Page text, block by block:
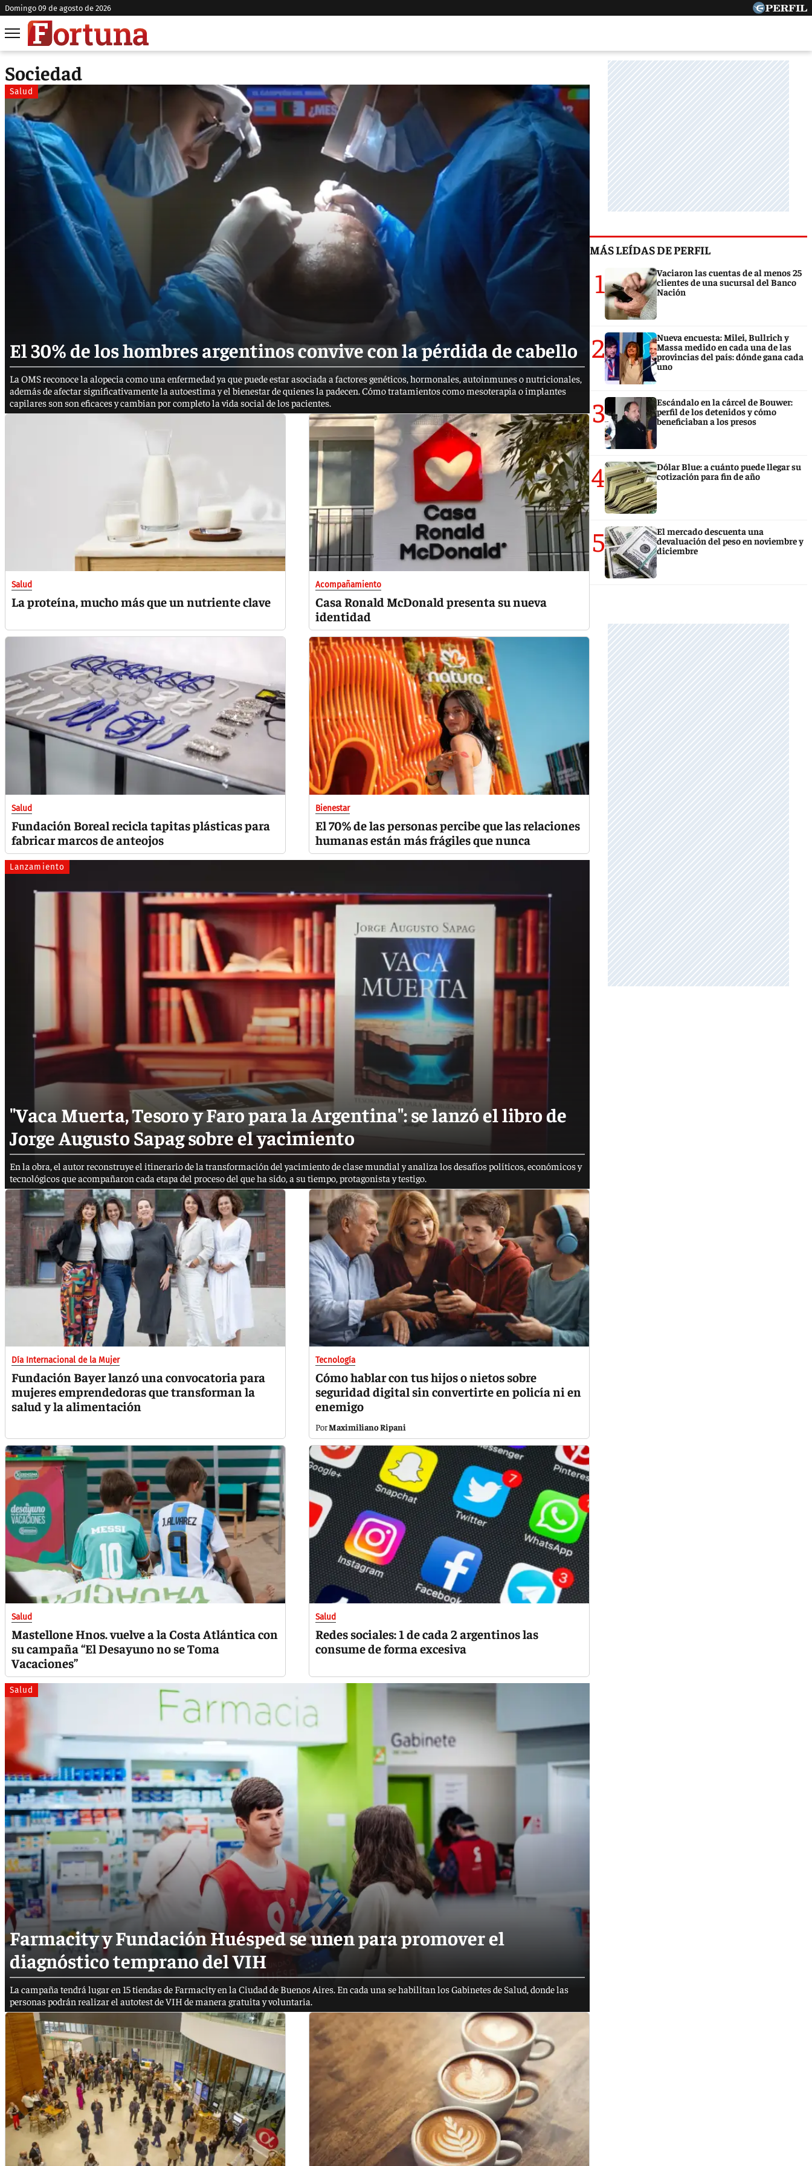
domingo 09 de agosto de 2026
Sociedad
Salud
El 30% de los hombres argentinos convive con la pérdida de cabello
La OMS reconoce la alopecia como una enfermedad ya que puede estar asociada a factores genéticos, hormonales, autoinmunes o nutricionales,
además de afectar significativamente la autoestima y el bienestar de quienes la padecen. Cómo tratamientos como mesoterapia o implantes
capilares son son eficaces y cambian por completo la vida social de los pacientes.
Salud
La proteína, mucho más que un nutriente clave
Acompañamiento
Casa Ronald McDonald presenta su nueva
identidad
Salud
Fundación Boreal recicla tapitas plásticas para
fabricar marcos de anteojos
Bienestar
El 70% de las personas percibe que las relaciones
humanas están más frágiles que nunca
Lanzamiento
"Vaca Muerta, Tesoro y Faro para la Argentina": se lanzó el libro de
Jorge Augusto Sapag sobre el yacimiento
En la obra, el autor reconstruye el itinerario de la transformación del yacimiento de clase mundial y analiza los desafíos políticos, económicos y
tecnológicos que acompañaron cada etapa del proceso del que ha sido, a su tiempo, protagonista y testigo.
Día Internacional de la Mujer
Fundación Bayer lanzó una convocatoria para
mujeres emprendedoras que transforman la
salud y la alimentación
Tecnología
Cómo hablar con tus hijos o nietos sobre
seguridad digital sin convertirte en policía ni en
enemigo
Maximiliano Ripani
Salud
Mastellone Hnos. vuelve a la Costa Atlántica con
su campaña “El Desayuno no se Toma
Vacaciones”
Salud
Redes sociales: 1 de cada 2 argentinos las
consume de forma excesiva
Salud
Farmacity y Fundación Huésped se unen para promover el
diagnóstico temprano del VIH
La campaña tendrá lugar en 15 tiendas de Farmacity en la Ciudad de Buenos Aires. En cada una se habilitan los Gabinetes de Salud, donde las
personas podrán realizar el autotest de VIH de manera gratuita y voluntaria.
MÁS LEÍDAS DE PERFIL
1
Vaciaron las cuentas de al menos 25
clientes de una sucursal del Banco
Nación
2
Nueva encuesta: Milei, Bullrich y
Massa medido en cada una de las
provincias del país: dónde gana cada
uno
3
Escándalo en la cárcel de Bouwer:
perfil de los detenidos y cómo
beneficiaban a los presos
4
Dólar Blue: a cuánto puede llegar su
cotización para fin de año
5
El mercado descuenta una
devaluación del peso en noviembre y
diciembre